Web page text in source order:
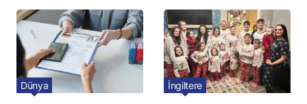
Dünya İngiltere